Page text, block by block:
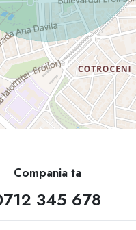
Compania ta
345 678